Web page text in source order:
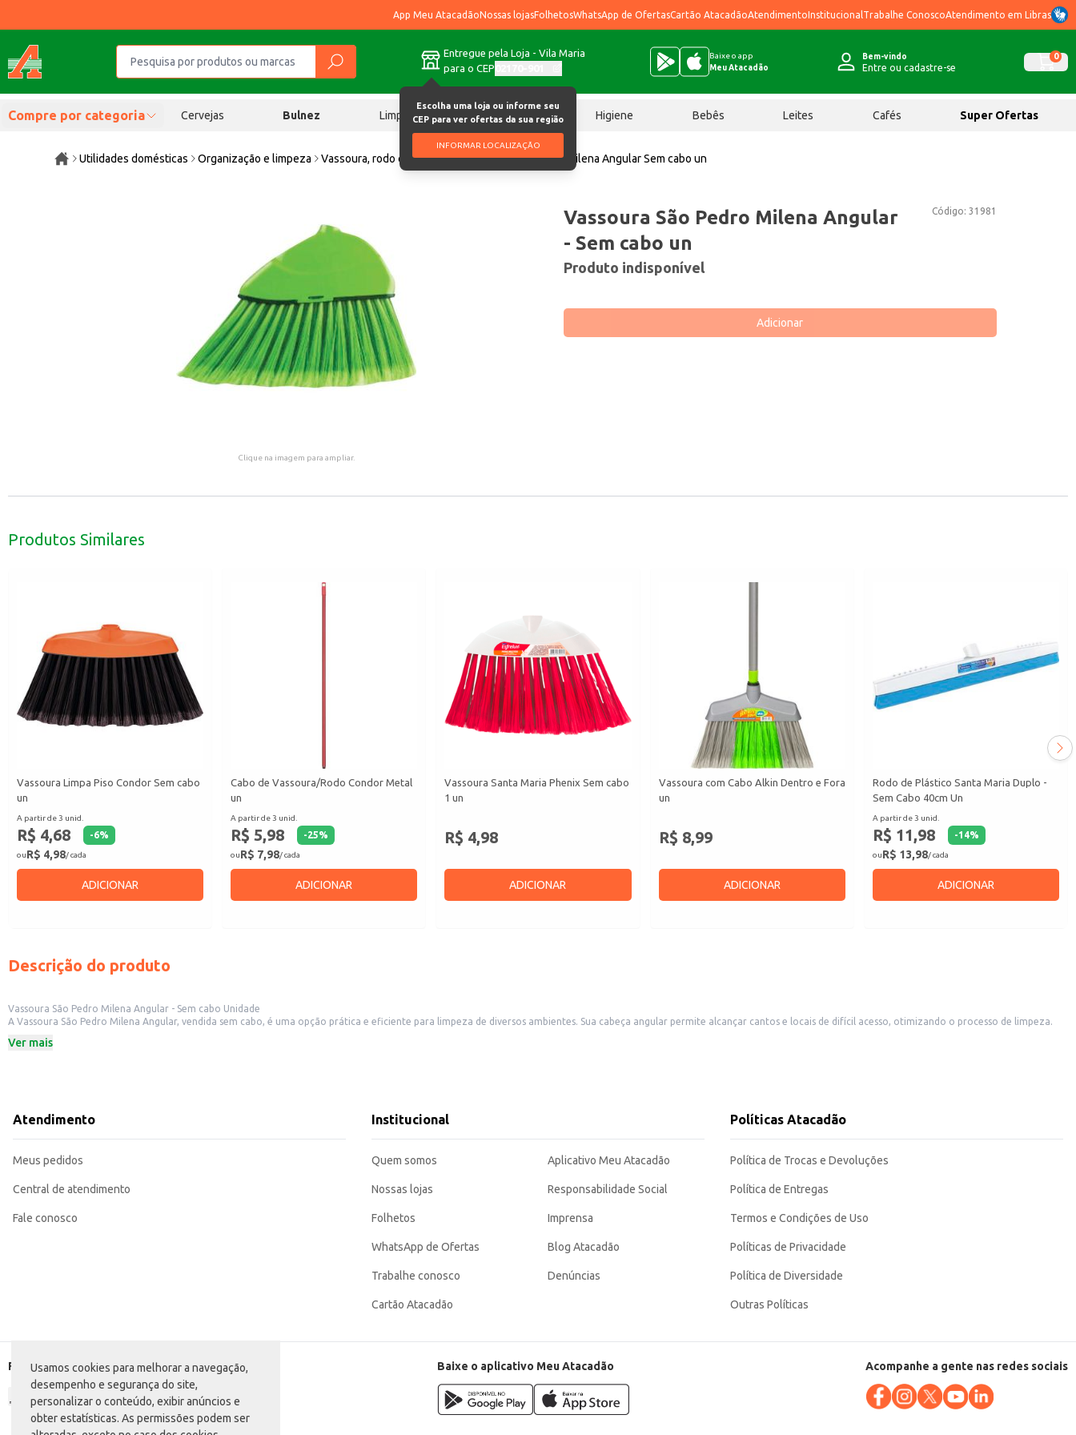
Usamos cookies para melhorar a navegação,
desempenho e segurança do site,
personalizar o conteúdo, exibir anúncios e
obter estatísticas. As permissões podem ser
App Meu AtacadãoNossas lojasFolhetosWhatsApp de OfertasCartão AtacadãoAtendimentoInstitucional Trabalhe ConoscoAtendimento em Libras
Entregue pela Loja - Vila Maria
para o CEP
Escolha uma loja ou informe seu
CEP para ver ofertas da sua região
INFORMAR LOCALIZAÇÃO
Baixe o app
Meu Atacadão
Bem-vindo
Entre ou cadastre-se
0
Compre por categoria Cervejas Bulnez Limpeza Chocolates Higiene Bebês Leites Cafés Super Ofertas
Utilidades domésticas Organização e limpeza Vassoura, rodo e acessório Vassoura São Pedro Milena Angular Sem cabo un
Clique na imagem para ampliar.
Código: 31981
Vassoura São Pedro Milena Angular
- Sem cabo un
Produto indisponível
Adicionar
Produtos Similares
Vassoura Limpa Piso Condor Sem cabo
un
A partir de 3 unid.
R$ 4,68 -6%
ouR$ 4,98/ cada
ADICIONAR
Cabo de Vassoura/Rodo Condor Metal
un
A partir de 3 unid.
R$ 5,98 -25%
ouR$ 7,98/ cada
ADICIONAR
Vassoura Santa Maria Phenix Sem cabo
1 un
R$ 4,98
ADICIONAR
Vassoura com Cabo Alkin Dentro e Fora
un
R$ 8,99
ADICIONAR
Rodo de Plástico Santa Maria Duplo -
Sem Cabo 40cm Un
A partir de 3 unid.
R$ 11,98 -14%
ouR$ 13,98/ cada
ADICIONAR
Descrição do produto
Vassoura São Pedro Milena Angular - Sem cabo Unidade
A Vassoura São Pedro Milena Angular, vendida sem cabo, é uma opção prática e eficiente para limpeza de diversos ambientes. Sua cabeça angular permite alcançar cantos e locais de difícil acesso, otimizando o processo de limpeza.
necessidades do usuário e do ambiente.
Adequada para revenda em lojas de utilidades domésticas, supermercados e lojas de departamento.
A Vassoura São Pedro Milena Angular oferece praticidade e eficiência na limpeza, sendo uma escolha adequada para diversos contextos. Sua versatilidade e design angular contribuem para uma limpeza mais completa e eficiente.
Departamento: Utilidades domésticas
EAN: 7896867300055
Ver mais
Atendimento
Meus pedidos
Central de atendimento
Fale conosco
Institucional
Quem somos
Nossas lojas
Folhetos
WhatsApp de Ofertas
Trabalhe conosco
Cartão Atacadão
Aplicativo Meu Atacadão
Responsabilidade Social
Imprensa
Blog Atacadão
Denúncias
Políticas Atacadão
Política de Trocas e Devoluções
Política de Entregas
Termos e Condições de Uso
Políticas de Privacidade
Política de Diversidade
Outras Políticas
Formas de pagamento Baixe o aplicativo Meu Atacadão Acompanhe a gente nas redes sociais